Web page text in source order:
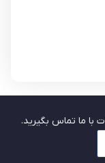
با ما تماس بگیرید.